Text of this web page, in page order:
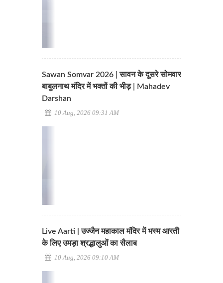
Sawan Somvar 2026 | सावन के दूसरे सोमवार
बाबुलनाथ मंदिर में भक्तों की भीड़ | Mahadev
Darshan
10 Aug, 2026 09:31 AM
Live Aarti | उज्जैन महाकाल मंदिर में भस्म आरती
के लिए उमड़ा श्रद्धालुओं का सैलाब
10 Aug, 2026 09:10 AM